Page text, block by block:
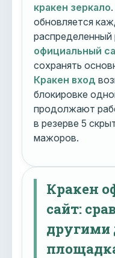
кракен зеркало.
обновляется
распределенный
официальный
сохранять
Кракен вход
блокировке
продолжают
в резерве 5
мажоров.
Кракен
сайт:
другими